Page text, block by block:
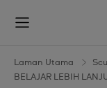
Laman Utama
BELAJAR LEBIH